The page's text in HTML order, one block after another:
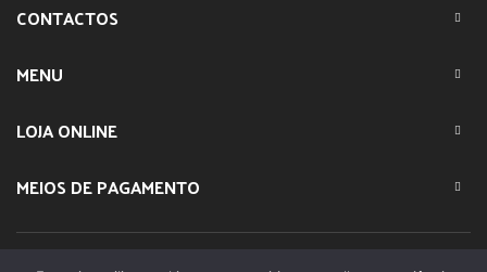
CONTACTOS
MENU
LOJA ONLINE
MEIOS DE PAGAMENTO